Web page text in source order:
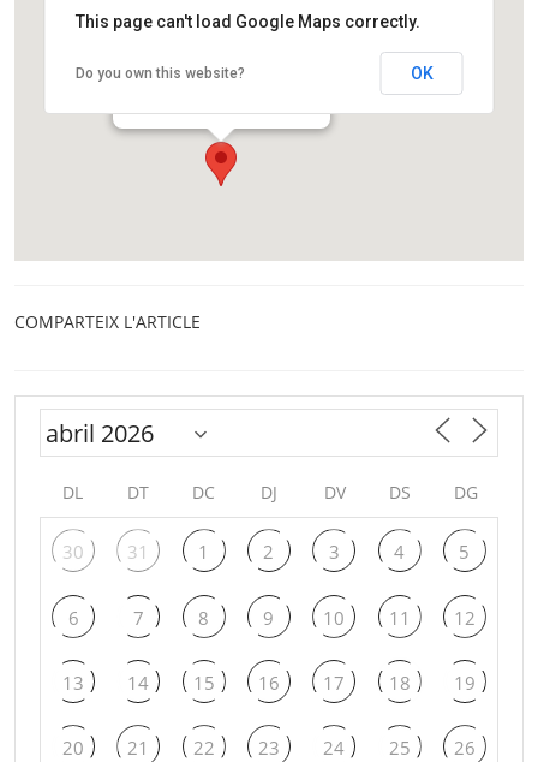
Centre Cultural Sant Josep
Avinguda d'Isabel la Catòlica,32
This page can't load Google Maps correctly.
Do you own this website? OK
COMPARTEIX L'ARTICLE
DL DT DC DJ DV DS DG
30 31 1 2 3 4 5
6 7 8 9 10 11 12
13 14 15 16 17 18 19
20 21 22 23 24 25 26